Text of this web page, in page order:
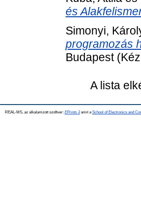
és
Simonyi,
programozás
Budapest
A lista
REAL-MS, az alkalamzott szoftver: EPrints 3amit a School of Electronics and